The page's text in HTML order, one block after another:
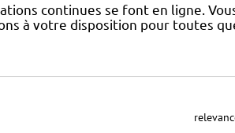
continues se font en ligne.
à votre disposition pour toutes